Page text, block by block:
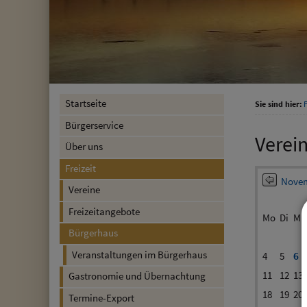
Startseite
Bürgerservice
Über uns
Freizeit
Vereine
Freizeitangebote
Bürgerhaus
Veranstaltungen im Bürgerhaus
Gastronomie und Übernachtung
Termine-Export
Sie sind hier:
Mo Di Mi
4
5 6
11
12 13
18
19 20